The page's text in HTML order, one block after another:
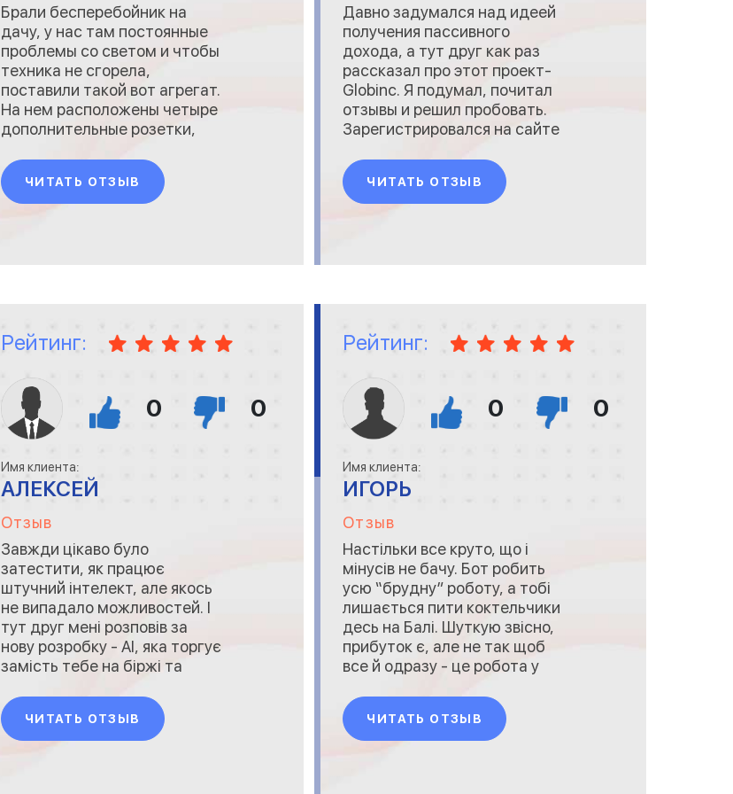
Брали бесперебойник на
дачу, у нас там постоянные
проблемы со светом и чтобы
техника не сгорела,
поставили такой вот агрегат.
На нем расположены четыре
дополнительные розетки,
бесшумно, есть удобный
индикатор, видно когда он
включен, а когда выключен.
ЧИТАТЬ ОТЗЫВ
Давно задумался над идеей
получения пассивного
дохода, а тут друг как раз
рассказал про этот проект-
Globinc. Я подумал, почитал
отзывы и решил пробовать.
Зарегистрировался на сайте
начала работы. Оказалось,
что этот бот очень даже
прикольная и крутая штука.
ЧИТАТЬ ОТЗЫВ
Рейтинг:
0 0
Имя клиента:
АЛЕКСЕЙ
Отзыв
Завжди цікаво було
затестити, як працює
штучний інтелект, але якось
не випадало можливостей. І
тут друг мені розповів за
нову розробку - AI, яка торгує
замість тебе на біржі та
прошерстив інет в пошуках
інформації про компанію і
загалом склалося відчуття,
ЧИТАТЬ ОТЗЫВ
Рейтинг:
0 0
Имя клиента:
ИГОРЬ
Отзыв
Настільки все круто, що і
мінусів не бачу. Бот робить
усю “брудну” роботу, а тобі
лишається пити коктельчики
десь на Балі. Шуткую звісно,
прибуток є, але не так щоб
все й одразу - це робота у
казати, що ти займаєшся
трейдингом криптовалют)
ЧИТАТЬ ОТЗЫВ